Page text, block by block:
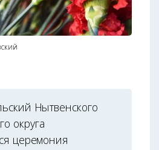
Нытвенского
округа
церемония